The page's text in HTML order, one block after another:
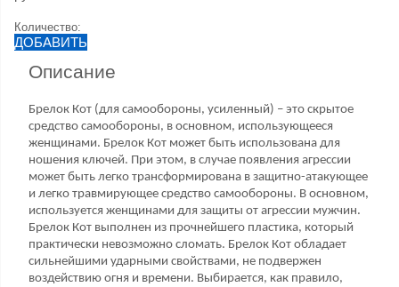
Количество:
ДОБАВИТЬ
Описание
Брелок Кот (для самообороны, усиленный) – это скрытое
средство самообороны, в основном, использующееся
женщинами. Брелок Кот может быть использована для
ношения ключей. При этом, в случае появления агрессии
может быть легко трансформирована в защитно-атакующее
и легко травмирующее средство самообороны. В основном,
используется женщинами для защиты от агрессии мужчин.
Брелок Кот выполнен из прочнейшего пластика, который
практически невозможно сломать. Брелок Кот обладает
сильнейшими ударными свойствами, не подвержен
воздействию огня и времени. Выбирается, как правило,